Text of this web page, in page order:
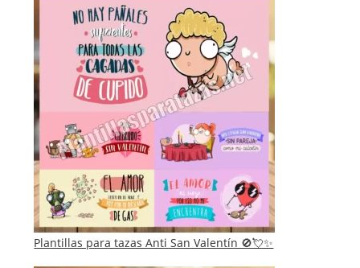
Plantillas para tazas Anti San Valentín 🚫💘✨